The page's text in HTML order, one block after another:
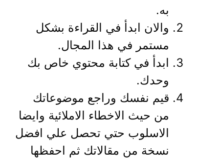
به.
والان ابدأ في القراءة بشكل
مستمر في هذا المجال.
ابدأ في كتابة محتوي خاص بك
وحدك.
قيم نفسك وراجع موضوعاتك
من حيث الاخطاء الاملائية وايضا
الاسلوب حتي تحصل علي افضل
نسخة من مقالاتك ثم احفظها